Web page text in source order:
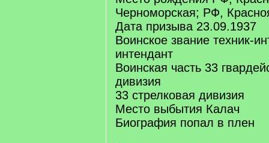
Черноморская; РФ,
Дата призыва 23.09.1937
Воинское звание техник-
интендант
Воинская часть 33
дивизия
33 стрелковая дивизия
Место выбытия Калач
Биография попал в плен